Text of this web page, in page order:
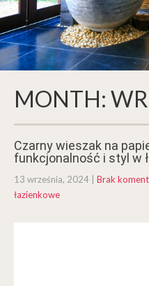
MONTH:
Czarny wieszak na
funkcjonalność i styl w
13 września, 2024 Brak
łazienkowe